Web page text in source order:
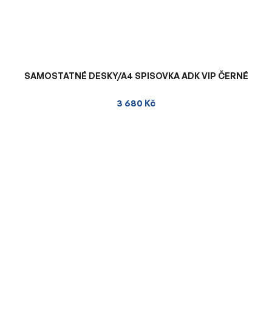
SAMOSTATNÉ DESKY/A4 SPISOVKA ADK VIP ČERNÉ
3 680 Kč